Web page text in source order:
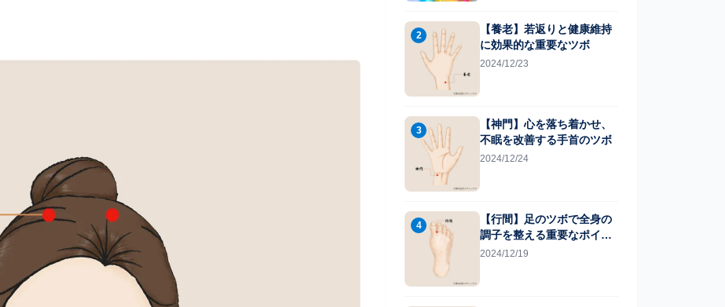
2
【養老】若返りと健康維持
に効果的な重要なツボ
2024/12/23
3
【神門】心を落ち着かせ、
不眠を改善する手首のツボ
2024/12/24
4
【行間】足のツボで全身の
調子を整える重要なポイン
ト
2024/12/19